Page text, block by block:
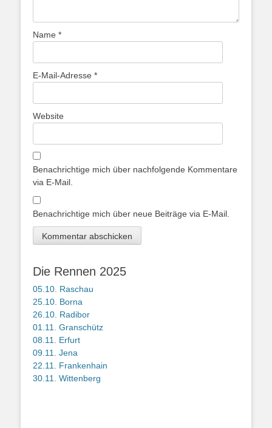
Name *
E-Mail-Adresse *
Website
Benachrichtige mich über nachfolgende Kommentare
via E-Mail.
Benachrichtige mich über neue Beiträge via E-Mail.
Die Rennen 2025
05.10. Raschau
25.10. Borna
26.10. Radibor
01.11. Granschütz
08.11. Erfurt
09.11. Jena
22.11. Frankenhain
30.11. Wittenberg